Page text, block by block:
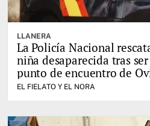
LLANERA
La Policía Nacional
niña desaparecida tras
punto de encuentro de
EL FIELATO Y EL NORA